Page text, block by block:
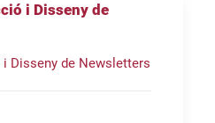
i Disseny de
Disseny de Newsletters